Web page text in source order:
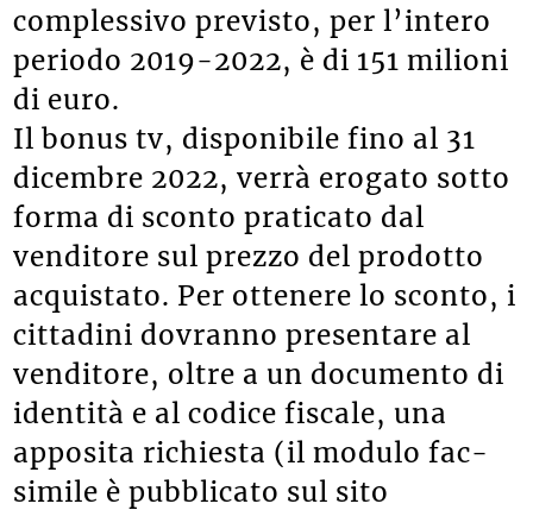
complessivo previsto, per l’intero
periodo 2019-2022, è di 151 milioni
di euro.
Il bonus tv, disponibile fino al 31
dicembre 2022, verrà erogato sotto
forma di sconto praticato dal
venditore sul prezzo del prodotto
acquistato. Per ottenere lo sconto, i
cittadini dovranno presentare al
venditore, oltre a un documento di
identità e al codice fiscale, una
apposita richiesta (il modulo fac-
simile è pubblicato sul sito